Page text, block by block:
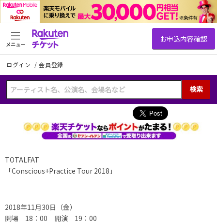
ログイン /会員登録
検索
メニュー
TOTALFAT
「Conscious+Practice Tour 2018」
2018年11月30日（金）
開場 18：00 開演 19：00